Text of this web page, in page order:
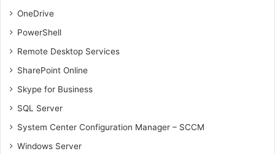
OneDrive
PowerShell
Remote Desktop Services
SharePoint Online
Skype for Business
SQL Server
System Center Configuration Manager – SCCM
Windows Server